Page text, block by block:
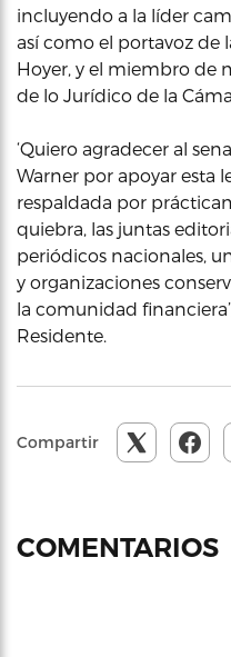
incluyendo a la líder
así como el portavoz de
Hoyer, y el miembro de
de lo Jurídico de la
‘Quiero agradecer al
Warner por apoyar esta
respaldada por
quiebra, las juntas
periódicos nacionales,
y organizaciones
la comunidad
Residente.
Compartir
COMENTARIOS